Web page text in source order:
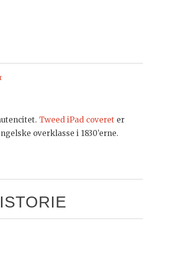
Tweed iPad coveret er
overklasse i 1830’erne.